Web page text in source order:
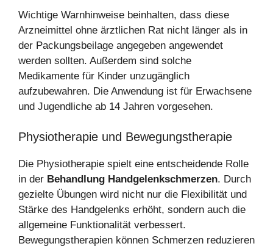
Wichtige Warnhinweise beinhalten, dass diese
Arzneimittel ohne ärztlichen Rat nicht länger als in
der Packungsbeilage angegeben angewendet
werden sollten. Außerdem sind solche
Medikamente für Kinder unzugänglich
aufzubewahren. Die Anwendung ist für Erwachsene
und Jugendliche ab 14 Jahren vorgesehen.
Physiotherapie und Bewegungstherapie
Die Physiotherapie spielt eine entscheidende Rolle
in der Behandlung Handgelenkschmerzen. Durch
gezielte Übungen wird nicht nur die Flexibilität und
Stärke des Handgelenks erhöht, sondern auch die
allgemeine Funktionalität verbessert.
Bewegungstherapien können Schmerzen reduzieren